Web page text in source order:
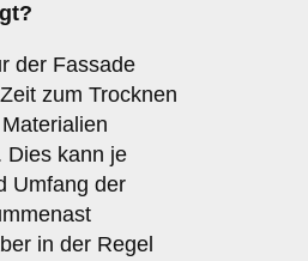
der Fassade
zum Trocknen
Dies kann je
Umfang der
in der Regel